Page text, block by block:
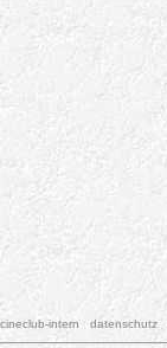
cineclub-intern datenschutz